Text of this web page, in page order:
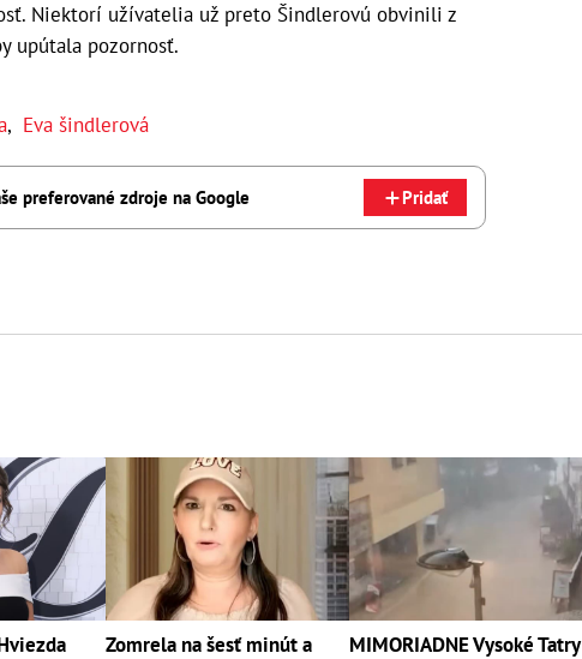
Niektorí užívatelia už preto Šindlerovú obvinili z
upútala pozornosť.
, Eva šindlerová
preferované zdroje na Google Pridať
Zomrela na šesť minút a
MIMORIADNE Vysoké Tatry